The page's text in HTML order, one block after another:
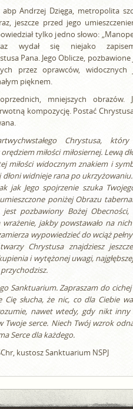
abp Andrzej Dzięga, metropolita
jeszcze przed jego
tylko jedno słowo:
wydał się niejako
Pana. Jego Oblicze,
przez oprawców,
pięknem.
mniejszych obrazów.
kompozycję. Postać
Chrystusa,
orędziem miłości miłosiernej. Lewą
miłości widocznym znakiem i
widnieje rana po ukrzyżowaniu.
jak Jego spojrzenie szuka
poniżej Obrazu
pozbawiony Bożej
jakby powstawało na
wypowiedzieć do wciąż
Chrystusa znajdziesz
i wytężonej uwagi,
Sanktuarium. Zapraszam do
Cię słucha, że nic, co dla Ciebie
nawet wtedy, gdy nikt
Twoje serce. Niech Twój wzrok
Serce dla każdego.
kustosz Sanktuarium NSPJ